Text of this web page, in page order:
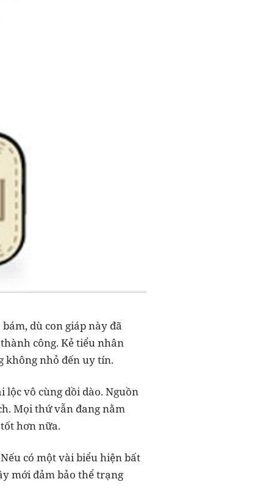
dù con giáp này đã
công. Kẻ tiểu nhân
không nhỏ đến uy tín.
lộc vô cùng dồi dào. Nguồn
Mọi thứ vẫn đang nằm
hơn nữa.
có một vài biểu hiện bất
mới đảm bảo thể trạng